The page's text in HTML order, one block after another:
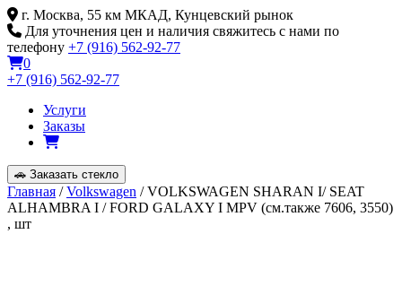
Skip
to
content
г. Москва, 55 км МКАД, Кунцевский рынок
Для уточнения цен и наличия свяжитесь с нами по
телефону +7 (916) 562-92-77
0
+7 (916) 562-92-77
Услуги
Заказы
🚗 Заказать стекло
Главная /Volkswagen / VOLKSWAGEN SHARAN I/ SEAT
ALHAMBRA I / FORD GALAXY I MPV (см.также 7606, 3550)
, шт